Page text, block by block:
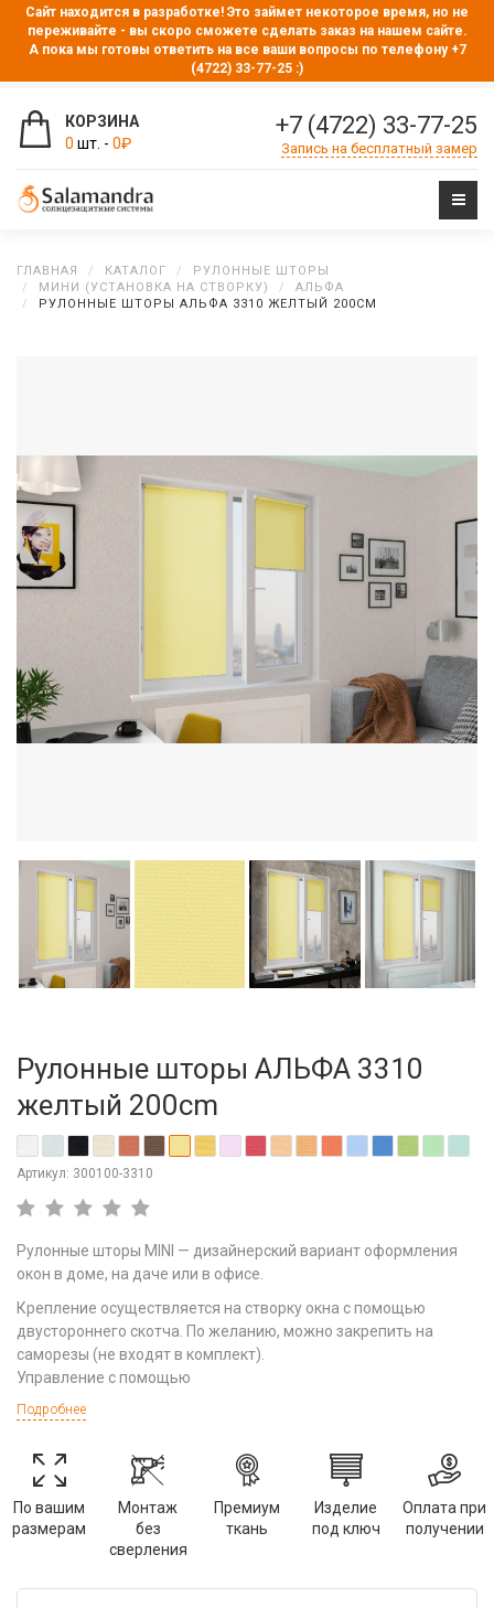
Сайт находится в разработке! Это займет некоторое время, но не
переживайте - вы скоро сможете сделать заказ на нашем сайте.
А пока мы готовы ответить на все ваши вопросы по телефону +7
(4722) 33-77-25 :)
КОРЗИНА
0 шт. - 0₽
+7 (4722) 33-77-25
Запись на бесплатный замер
ГЛАВНАЯ КАТАЛОГ
РУЛОННЫЕ ШТОРЫ
МИНИ (УСТАНОВКА НА СТВОРКУ)
АЛЬФА
РУЛОННЫЕ ШТОРЫ АЛЬФА 3310 ЖЕЛТЫЙ 200CM
Рулонные шторы АЛЬФА 3310
желтый 200cm
Артикул: 300100-3310
Рулонные шторы MINI — дизайнерский вариант оформления
окон в доме, на даче или в офисе.
Крепление осуществляется на створку окна с помощью
двустороннего скотча. По желанию, можно закрепить на
саморезы (не входят в комплект).
Управление с помощью
Подробнее
По вашим
размерам
Монтаж
без
сверления
Премиум
ткань
Изделие
под ключ
Оплата при
получении